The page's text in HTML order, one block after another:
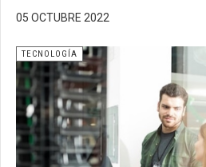
05 OCTUBRE 2022
TECNOLOGÍA